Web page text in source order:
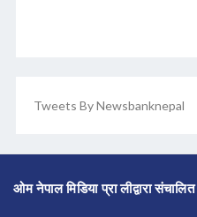
Tweets By Newsbanknepal
ओम नेपाल मिडिया प्रा लीद्वारा